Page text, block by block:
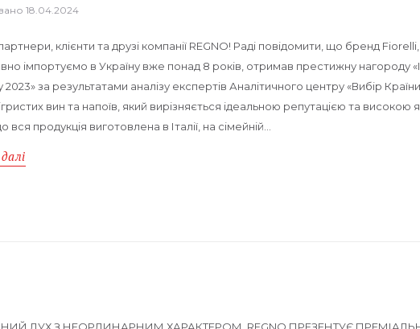
18.04.2024
клієнти та друзі компанії REGNO! Раді повідомити, що бренд
імпортуємо в Україну вже понад 8 років, отримав престижну нагороду
2023» за результатами аналізу експертів Аналітичного центру «Вибір
вин та напоїв, який вирізняється ідеальною репутацією та високою
вся продукція виготовлена в Італії, на сімейній…